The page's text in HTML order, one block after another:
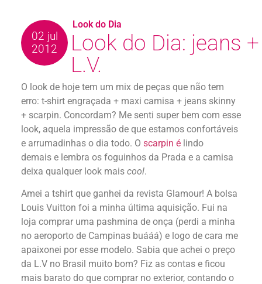
02 jul
2012
Look do Dia: jeans +
L.V.
O look de hoje tem um mix de peças que não tem
erro: t-shirt engraçada + maxi camisa + jeans skinny
+ scarpin. Concordam? Me senti super bem com esse
look, aquela impressão de que estamos confortáveis
e arrumadinhas o dia todo. O scarpin é lindo
demais e lembra os foguinhos da Prada e a camisa
deixa qualquer look mais cool.
Amei a tshirt que ganhei da revista Glamour! A bolsa
Louis Vuitton foi a minha última aquisição. Fui na
loja comprar uma pashmina de onça (perdi a minha
no aeroporto de Campinas buááá) e logo de cara me
apaixonei por esse modelo. Sabia que achei o preço
da L.V no Brasil muito bom? Fiz as contas e ficou
mais barato do que comprar no exterior, contando o
Look do Dia